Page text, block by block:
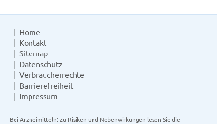
Home
Kontakt
Sitemap
Datenschutz
Verbraucherrechte
Barrierefreiheit
Impressum
Bei Arzneimitteln: Zu Risiken und Nebenwirkungen lesen Sie die